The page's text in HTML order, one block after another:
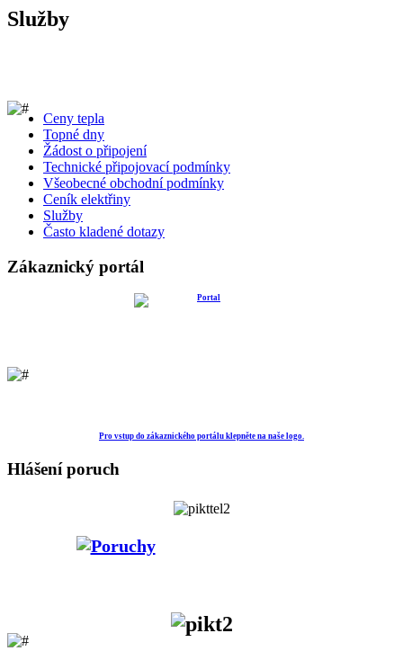
Služby
Ceny tepla
Topné dny
Žádost o připojení
Technické připojovací podmínky
Všeobecné obchodní podmínky
Ceník elektřiny
Služby
Často kladené dotazy
Zákaznický portál
Pro vstup do zákaznického portálu klepněte na naše logo.
Hlášení poruch